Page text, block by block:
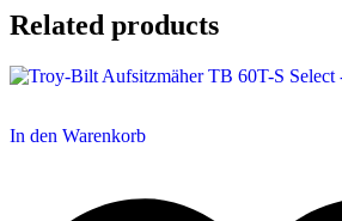
Related products
In den Warenkorb